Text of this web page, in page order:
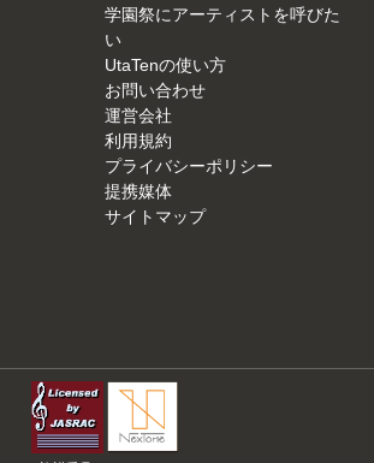
学園祭にアーティストを呼びた
い
UtaTenの使い方
お問い合わせ
運営会社
利用規約
プライバシーポリシー
提携媒体
サイトマップ